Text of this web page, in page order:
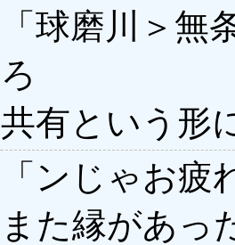
「球磨川＞
ろ
共有という形
「ンじゃお
また縁があっ